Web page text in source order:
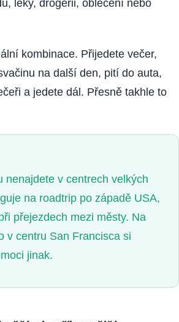
léky, drogerii, oblečení nebo
kombinace. Přijedete večer,
na další den, pití do auta,
a jedete dál. Přesně takhle to
nenajdete v centrech velkých
na roadtrip po západě USA,
přejezdech mezi městy. Na
v centru San Francisca si
jinak.